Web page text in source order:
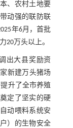
、农村土地要
动强的联防联
年6月，首批
20万头以上。
出大县奖励资
新建万头猪场
升了全市养殖
定了坚实的硬
动喂料系统安
）的生物安全